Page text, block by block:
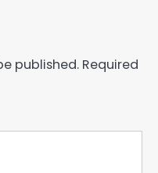
published. Required